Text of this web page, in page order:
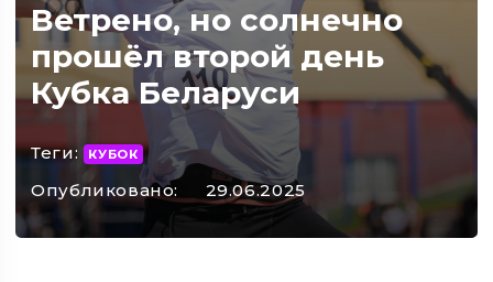
Ветрено, но солнечно
прошёл второй день
Кубка Беларуси
Теги: КУБОК
Опубликовано: 29.06.2025